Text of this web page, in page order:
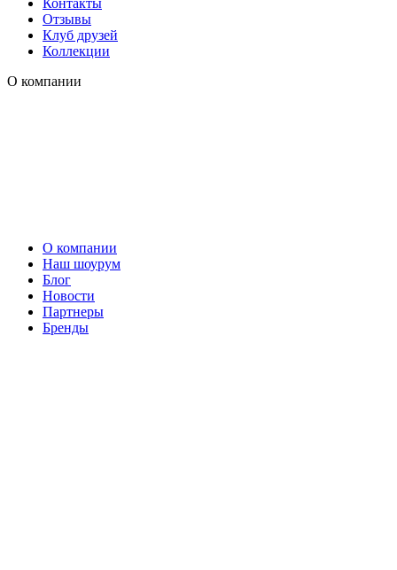
Контакты
Отзывы
Клуб друзей
Коллекции
О компании
О компании
Наш шоурум
Блог
Новости
Партнеры
Бренды